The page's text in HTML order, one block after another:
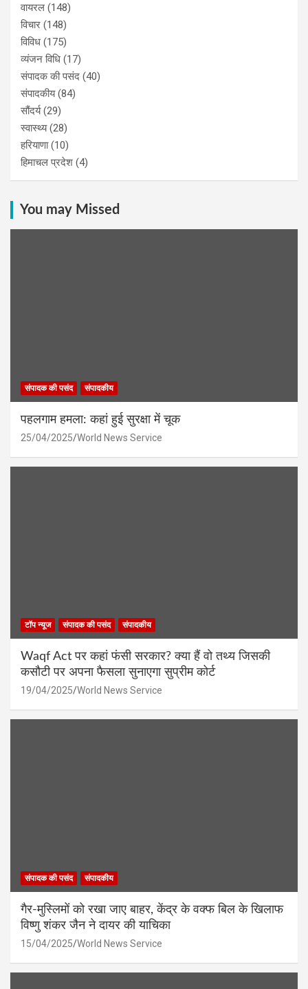
वायरल (148)
विचार (148)
विविध (175)
व्यंजन विधि (17)
संपादक की पसंद (40)
संपादकीय(84)
सौंदर्य(29)
स्वास्थ्य(28)
हरियाणा(10)
हिमाचल प्रदेश (4)
You may Missed
संपादक की पसंद संपादकीय
पहलगाम हमला: कहां हुई सुरक्षा में चूक
25/04/2025 World News Service
टॉप न्यूज संपादक की पसंद संपादकीय
Waqf Act पर कहां फंसी सरकार? क्या हैं वो तथ्य जिसकी
कसौटी पर अपना फैसला सुनाएगा सुप्रीम कोर्ट
19/04/2025 World News Service
संपादक की पसंद संपादकीय
गैर-मुस्लिमों को रखा जाए बाहर, केंद्र के वक्फ बिल के खिलाफ
विष्णु शंकर जैन ने दायर की याचिका
15/04/2025 World News Service